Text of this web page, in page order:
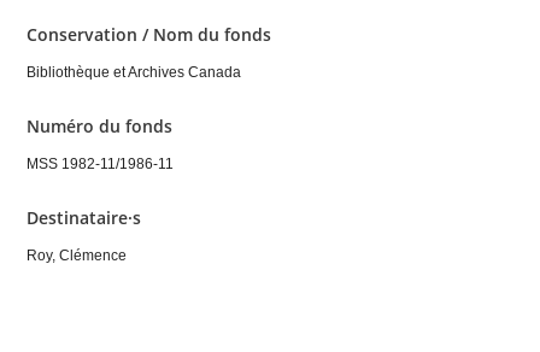
Conservation / Nom du fonds
Bibliothèque et Archives Canada
Numéro du fonds
MSS 1982-11/1986-11
Destinataire·s
Roy, Clémence